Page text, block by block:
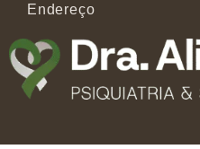
Endereço